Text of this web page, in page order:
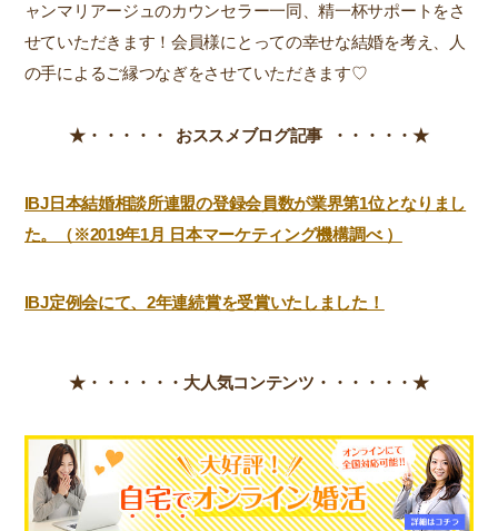
ャンマリアージュのカウンセラー一同、精一杯サポートをさ
せていただきます！会員様にとっての幸せな結婚を考え、人
の手によるご縁つなぎをさせていただきます♡
★・・・・・ おススメブログ記事 ・・・・・★
IBJ日本結婚相談所連盟の登録会員数が業界第1位となりまし
た。（※2019年1月 日本マーケティング機構調べ ）
IBJ定例会にて、2年連続賞を受賞いたしました！
★・・・・・・ 大人気コンテンツ・・・・・・★